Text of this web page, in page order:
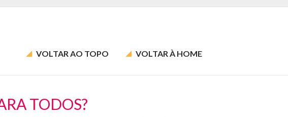
VOLTAR AO TOPO VOLTAR À HOME
TODOS?